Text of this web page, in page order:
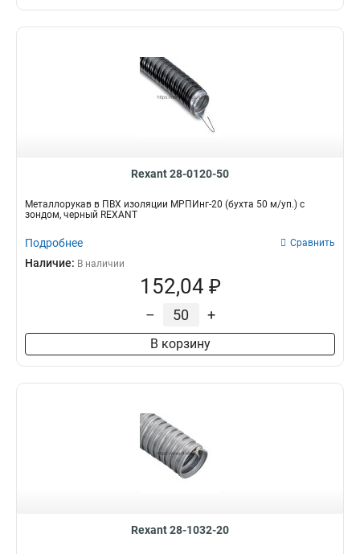
Rexant 28-0120-50
Металлорукав в ПВХ изоляции МРПИнг-20 (бухта 50 м/уп.) с
зондом, черный REXANT
Подробнее Сравнить
Наличие: В наличии
152,04 ₽
– +
В корзину
Rexant 28-1032-20